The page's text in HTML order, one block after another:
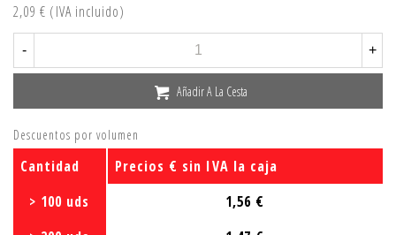
2,09 € (IVA incluido)
- +
Añadir A La Cesta
Descuentos por volumen
Cantidad
Precios € sin IVA la caja
> 100 uds
1,56 €